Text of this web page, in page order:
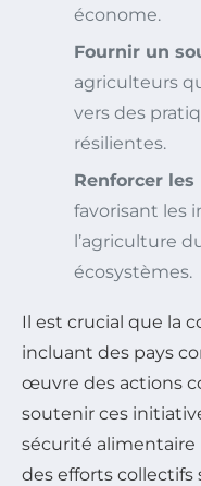
économe.
Fournir un
agriculteurs
vers des
résilientes.
Renforcer
favorisant les
l’agriculture
écosystèmes.
Il est crucial que la
incluant des pays
œuvre des actions
soutenir ces
sécurité alimentaire
des efforts